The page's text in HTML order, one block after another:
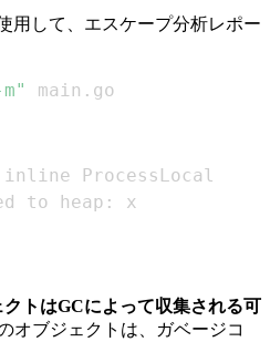
用して、エスケープ分析レポー
main.go
to heap: x
クトはGCによって収集される可
オブジェクトは、ガベージコ